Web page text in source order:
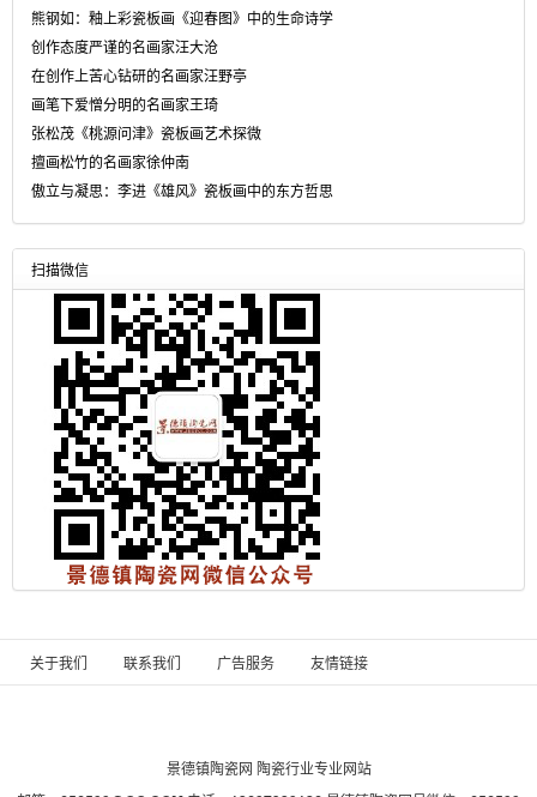
熊钢如：釉上彩瓷板画《迎春图》中的生命诗学
创作态度严谨的名画家汪大沧
在创作上苦心钻研的名画家汪野亭
画笔下爱憎分明的名画家王琦
张松茂《桃源问津》瓷板画艺术探微
擅画松竹的名画家徐仲南
傲立与凝思：李进《雄风》瓷板画中的东方哲思
扫描微信
关于我们 联系我们 广告服务 友情链接
景德镇陶瓷网 陶瓷行业专业网站